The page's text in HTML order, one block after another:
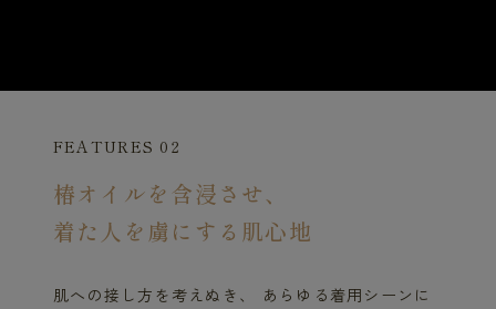
FEATURES 02
椿オイルを含浸させ、
着た人を虜にする肌心地
肌への接し方を考えぬき、 あらゆる着用シーンに